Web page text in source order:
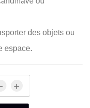
des objets ou
espace.